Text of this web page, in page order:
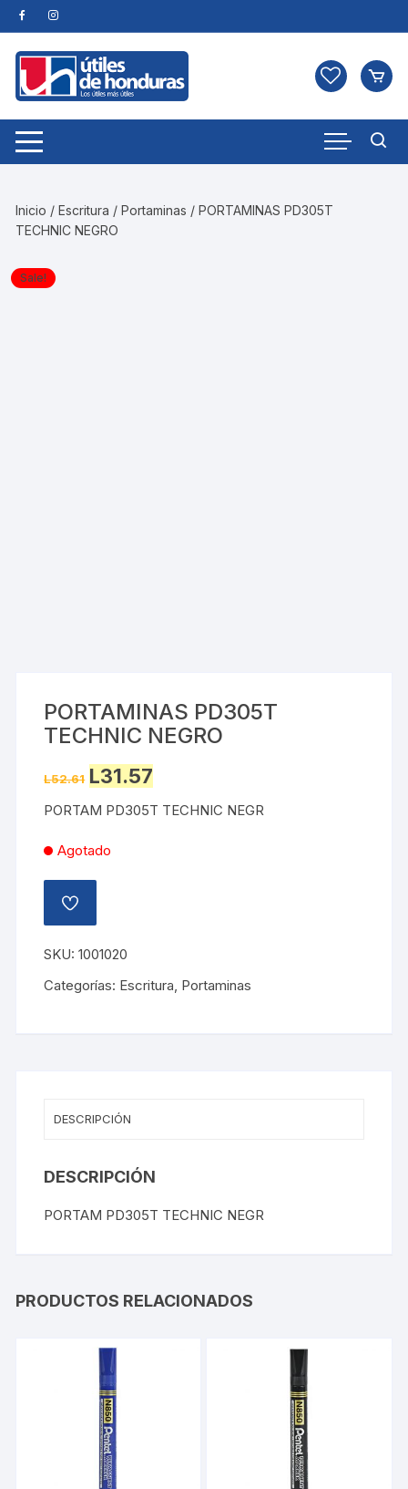
Skip
to
content
Inicio /Escritura /Portaminas / PORTAMINAS PD305T
TECHNIC NEGRO
Sale!
PORTAMINAS PD305T
TECHNIC NEGRO
L52.61 Original
price
L52.61.
L31.57price
L31.57.
PORTAM PD305T TECHNIC NEGR
Agotado
AÑADIR
A
LISTA
DE
DESEOS
SKU:1001020
Categorías: Escritura, Portaminas
DESCRIPCIÓN
DESCRIPCIÓN
PORTAM PD305T TECHNIC NEGR
PRODUCTOS RELACIONADOS